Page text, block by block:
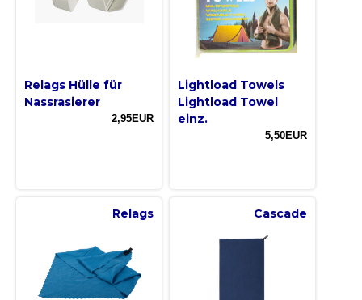
Relags Hülle für
Nassrasierer
2,95EUR
Lightload Towels
Lightload Towel
einz.
5,50EUR
Relags Cascade